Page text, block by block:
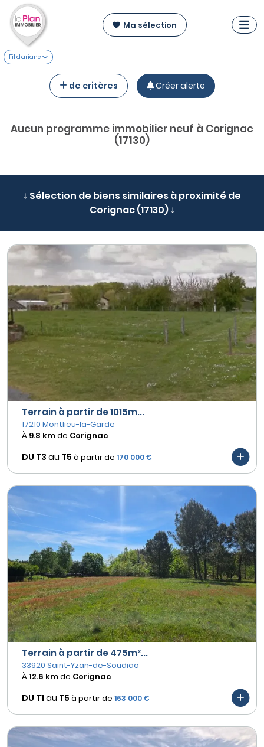
Ma sélection
Fil d'ariane
de critères Créer alerte
Aucun programme immobilier neuf à Corignac
(17130)
↓ Sélection de biens similaires à proximité de
Corignac (17130) ↓
Terrain à partir de 1015m...
17210 Montlieu-la-Garde
À 9.8 kmde Corignac
DU T3 au T5 à partir de 170 000 €
Terrain à partir de 475m²...
33920 Saint-Yzan-de-Soudiac
À12.6 kmde Corignac
DU T1 au T5 à partir de 163 000 €